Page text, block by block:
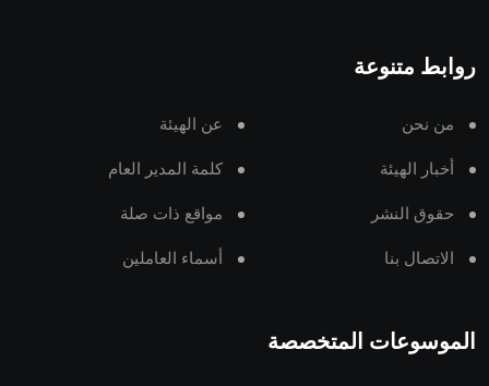
روابط متنوعة
من نحن عن الهيئة
أخبار الهيئة كلمة المدير العام
حقوق النشر مواقع ذات صلة
الاتصال بنا أسماء العاملين
الموسوعات المتخصصة